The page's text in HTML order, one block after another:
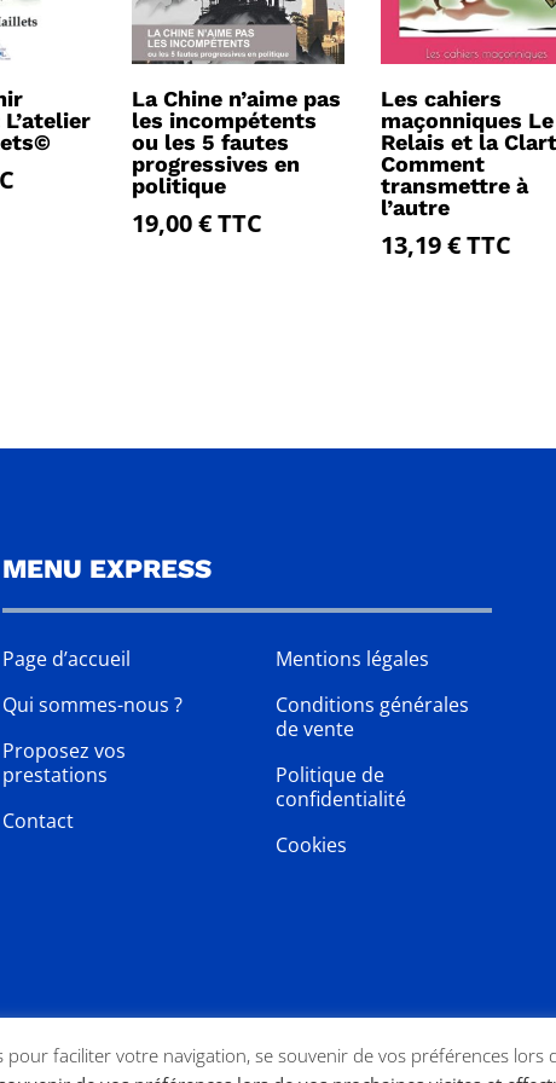
L’atelier
La Chine n’aime pas
les incompétents
ou les 5 fautes
progressives en
politique
19,00€TTC
Les cahiers
maçonniques Le
Relais et la
Comment
transmettre à
l’autre
13,19€TTC
MENU EXPRESS
Page d’accueil
Qui sommes-nous ?
Proposez vos
prestations
Contact
Mentions légales
Conditions générales
de vente
Politique de
confidentialité
Cookies
pour faciliter votre navigation, se souvenir de vos préférences lors